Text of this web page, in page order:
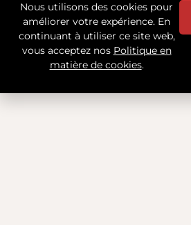
Nous utilisons des cookies pour
améliorer votre expérience. En
continuant à utiliser ce site web,
vous acceptez nos Politique en
matière de cookies.